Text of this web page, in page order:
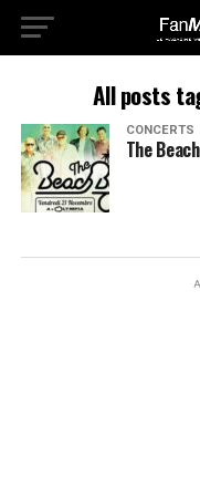
All posts
CONCERTS
The